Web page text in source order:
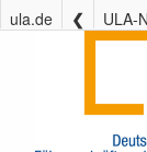
ula.de